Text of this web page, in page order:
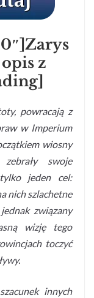
z
powracają z
w Imperium
wiosny
swoje
jeden cel:
nich szlachetne
związany
wizję tego
toczyć
innych